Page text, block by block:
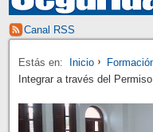
Canal RSS
Estás en: Inicio
Integrar a través del Permiso